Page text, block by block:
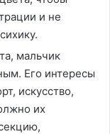
и не
мальчик
Его интересы
искусство,
их